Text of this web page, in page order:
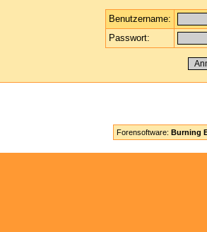
Benutzername:
Passwort:
Forensoftware: Burning